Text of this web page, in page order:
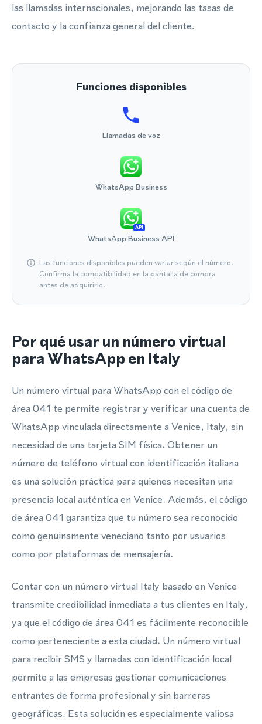
las llamadas internacionales, mejorando las tasas de
contacto y la confianza general del cliente.
Funciones disponibles
Llamadas de voz
WhatsApp Business
API
WhatsApp Business API
Las funciones disponibles pueden variar según el número.
Confirma la compatibilidad en la pantalla de compra
antes de adquirirlo.
Por qué usar un número virtual
para WhatsApp en Italy
Un número virtual para WhatsApp con el código de
área 041 te permite registrar y verificar una cuenta de
WhatsApp vinculada directamente a Venice, Italy, sin
necesidad de una tarjeta SIM física. Obtener un
número de teléfono virtual con identificación italiana
es una solución práctica para quienes necesitan una
presencia local auténtica en Venice. Además, el código
de área 041 garantiza que tu número sea reconocido
como genuinamente veneciano tanto por usuarios
como por plataformas de mensajería.
Contar con un número virtual Italy basado en Venice
transmite credibilidad inmediata a tus clientes en Italy,
ya que el código de área 041 es fácilmente reconocible
como perteneciente a esta ciudad. Un número virtual
para recibir SMS y llamadas con identificación local
permite a las empresas gestionar comunicaciones
entrantes de forma profesional y sin barreras
geográficas. Esta solución es especialmente valiosa